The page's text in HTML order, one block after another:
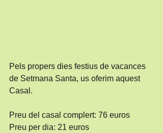
Pels propers dies festius de vacances
de Setmana Santa, us oferim aquest
Casal.
Preu del casal complert: 76 euros
Preu per dia: 21 euros